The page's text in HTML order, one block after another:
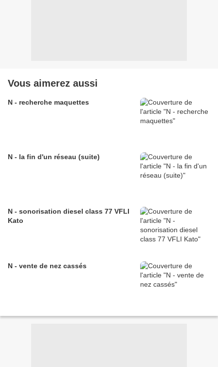
Vous aimerez aussi
N - recherche maquettes
N - la fin d'un réseau (suite)
N - sonorisation diesel class 77 VFLI
Kato
N - vente de nez cassés